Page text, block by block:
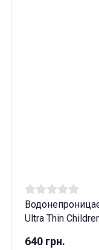
Ultra Thin
640 грн.